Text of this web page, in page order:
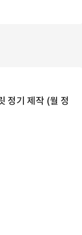
정기 제작 (월 정